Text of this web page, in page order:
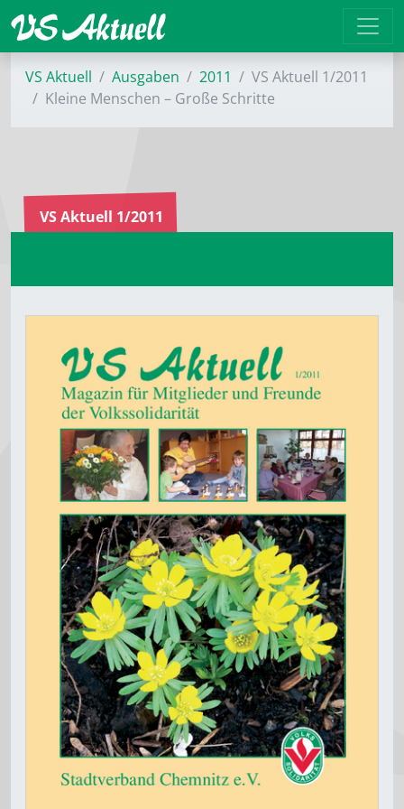
VS Aktuell Ausgaben 2011
VS Aktuell 1/2011
Kleine Menschen – Große Schritte
VS Aktuell 1/2011